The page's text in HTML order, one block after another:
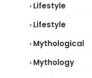
Lifestyle
Lifestyle
Mythological
Mythology